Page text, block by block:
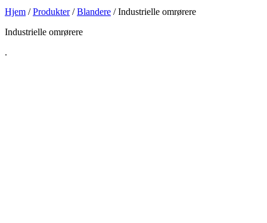
Hjem /Produkter/Blandere /Industrielle omrørere
Industrielle omrørere
.